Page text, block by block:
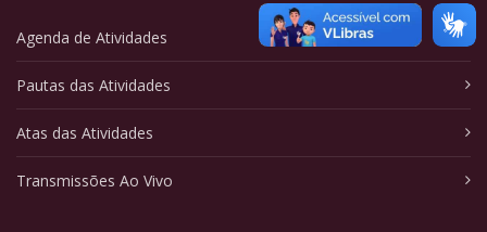
Agenda de Atividades
Pautas das Atividades
Atas das Atividades
Transmissões Ao Vivo